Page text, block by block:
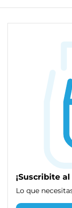
¡Suscribite
Lo que